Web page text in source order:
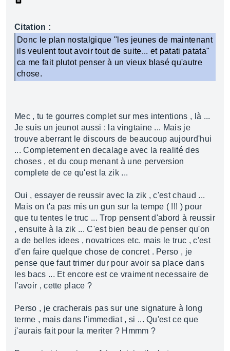
Citation :
Donc le plan nostalgique "les jeunes de maintenant
ils veulent tout avoir tout de suite... et patati patata"
ca me fait plutot penser à un vieux blasé qu'autre
chose.
Mec , tu te gourres complet sur mes intentions , là ...
Je suis un jeunot aussi : la vingtaine ... Mais je
trouve aberrant le discours de beaucoup aujourd'hui
... Completement en decalage avec la realité des
choses , et du coup menant à une perversion
complete de ce qu'est la zik ...
Oui , essayer de reussir avec la zik , c'est chaud ...
Mais on t'a pas mis un gun sur la tempe ( !!! ) pour
que tu tentes le truc ... Trop pensent d'abord à reussir
, ensuite à la zik ... C'est bien beau de penser qu'on
a de belles idees , novatrices etc. mais le truc , c'est
d'en faire quelque chose de concret . Perso , je
pense que faut trimer dur pour avoir sa place dans
les bacs ... Et encore est ce vraiment necessaire de
l'avoir , cette place ?
Perso , je cracherais pas sur une signature à long
terme , mais dans l'immediat , si ... Qu'est ce que
j'aurais fait pour la meriter ? Hmmm ?